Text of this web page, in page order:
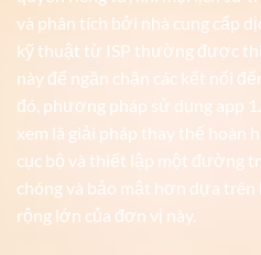
và phân tích bởi nhà cung cấp
kỹ thuật từ ISP thường được
này để ngăn chặn các kết nối
đó, phương pháp sử dụng app
xem là giải pháp thay thế hoàn
cục bộ và thiết lập một đường
chóng và bảo mật hơn dựa
rộng lớn của đơn vị này.